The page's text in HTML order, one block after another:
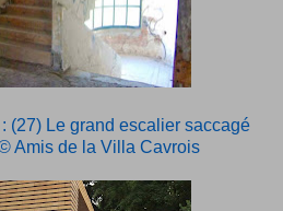
(27) Le grand escalier saccagé
Amis de la Villa Cavrois